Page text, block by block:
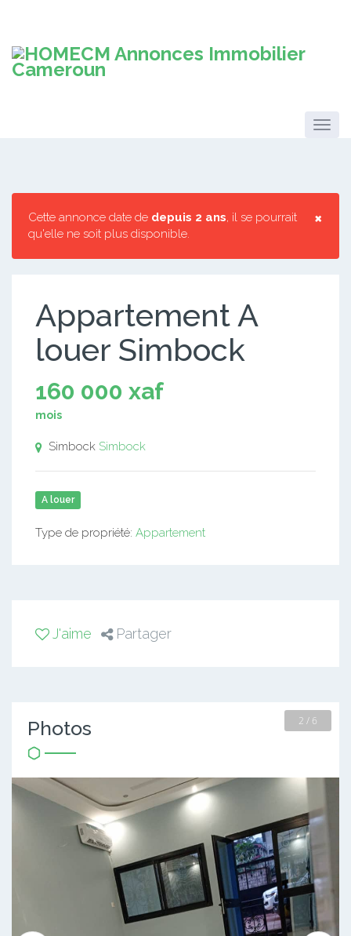
×
Cette annonce date de depuis 2 ans, il se pourrait
qu'elle ne soit plus disponible.
Appartement A
louer Simbock
160 000 xaf
mois
Simbock Simbock
A louer
Type de propriété: Appartement
J'aime Partager
Photos 2 / 6